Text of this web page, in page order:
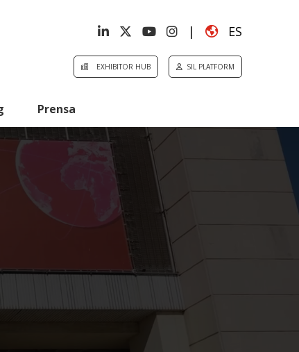
| ES
EXHIBITOR HUB SIL PLATFORM
Prensa